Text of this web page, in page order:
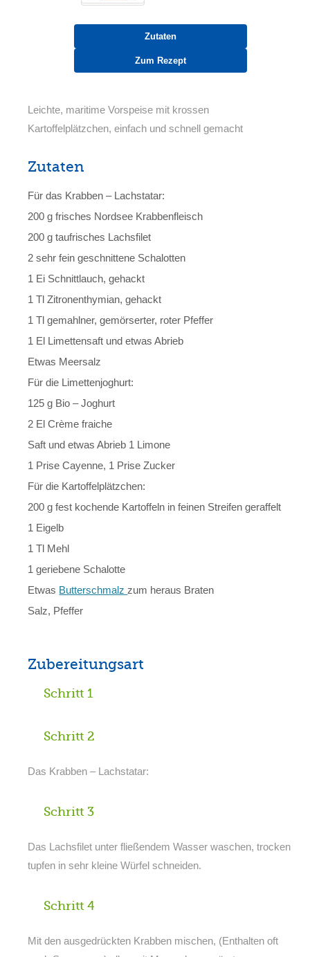
Zutaten
Zum Rezept
Leichte, maritime Vorspeise mit krossen
Kartoffelplätzchen, einfach und schnell gemacht
Zutaten
Für das Krabben – Lachstatar:
200 g frisches Nordsee Krabbenfleisch
200 g taufrisches Lachsfilet
2 sehr fein geschnittene Schalotten
1 Ei Schnittlauch, gehackt
1 Tl Zitronenthymian, gehackt
1 Tl gemahlner, gemörserter, roter Pfeffer
1 El Limettensaft und etwas Abrieb
Etwas Meersalz
Für die Limettenjoghurt:
125 g Bio – Joghurt
2 El Crème fraiche
Saft und etwas Abrieb 1 Limone
1 Prise Cayenne, 1 Prise Zucker
Für die Kartoffelplätzchen:
200 g fest kochende Kartoffeln in feinen Streifen geraffelt
1 Eigelb
1 Tl Mehl
1 geriebene Schalotte
Etwas Butterschmalz zum heraus Braten
Salz, Pfeffer
Zubereitungsart
Schritt 1
Schritt 2
Das Krabben – Lachstatar:
Schritt 3
Das Lachsfilet unter fließendem Wasser waschen, trocken
tupfen in sehr kleine Würfel schneiden.
Schritt 4
Mit den ausgedrückten Krabben mischen, (Enthalten oft